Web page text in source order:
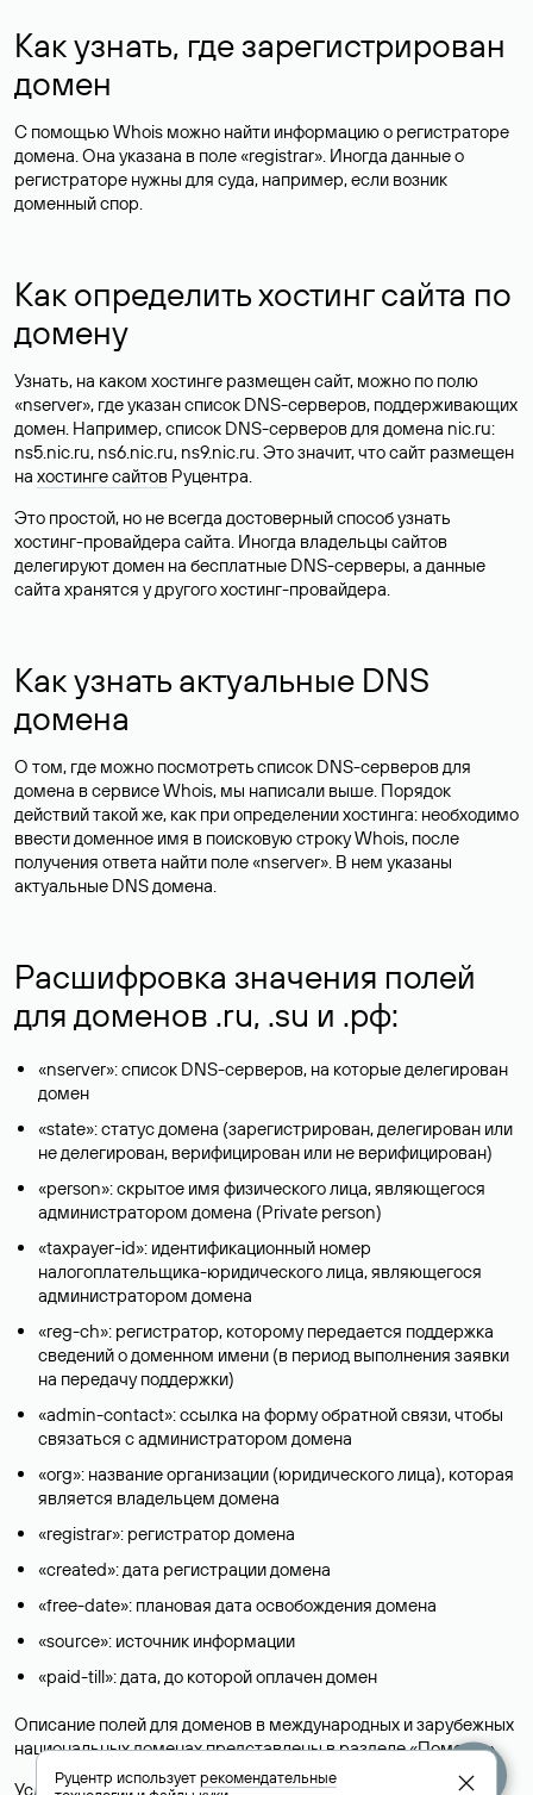
Как узнать, где зарегистрирован
домен
С помощью Whois можно найти информацию о регистраторе
домена. Она указана в поле «registrar». Иногда данные о
регистраторе нужны для суда, например, если возник
доменный спор.
Как определить хостинг сайта по
домену
Узнать, на каком хостинге размещен сайт, можно по полю
«nserver», где указан список DNS-серверов, поддерживающих
домен. Например, список DNS-серверов для домена nic.ru:
ns5.nic.ru, ns6.nic.ru, ns9.nic.ru. Это значит, что сайт размещен
на хостинге сайтов Руцентра.
Это простой, но не всегда достоверный способ узнать
хостинг-провайдера сайта. Иногда владельцы сайтов
делегируют домен на бесплатные DNS-серверы, а данные
сайта хранятся у другого хостинг-провайдера.
Как узнать актуальные DNS
домена
О том, где можно посмотреть список DNS-серверов для
домена в сервисе Whois, мы написали выше. Порядок
действий такой же, как при определении хостинга: необходимо
ввести доменное имя в поисковую строку Whois, после
получения ответа найти поле «nserver». В нем указаны
актуальные DNS домена.
Расшифровка значения полей
для доменов .ru, .su и .рф:
«nserver»: список DNS-серверов, на которые делегирован
домен
«state»: статус домена (зарегистрирован, делегирован или
не делегирован, верифицирован или не верифицирован)
«person»: скрытое имя физического лица, являющегося
администратором домена (Privatе person)
«taxpayer-id»: идентификационный номер
налогоплательщика-юридического лица, являющегося
администратором домена
«reg-ch»: регистратор, которому передается поддержка
сведений о доменном имени (в период выполнения заявки
на передачу поддержки)
«admin-contact»: ссылка на форму обратной связи, чтобы
связаться с администратором домена
«org»: название организации (юридического лица), которая
является владельцем домена
«registrar»: регистратор домена
«created»: дата регистрации домена
«free-date»: плановая дата освобождения домена
«source»: источник информации
«paid-till»: дата, до которой оплачен домен
Описание полей для доменов в международных и зарубежных
национальных доменах представлены в разделе «Помощь».
Условия использования Whois-сервиса
Руцентр используетрекомендательные